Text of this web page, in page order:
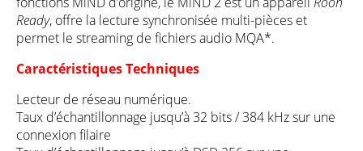
Ready, offre la lecture synchronisée multi-pièces et
permet le streaming de fichiers audio MQA*.
Caractéristiques Techniques
Lecteur de réseau numérique.
Taux d’échantillonnage jusqu’à 32 bits / 384 kHz sur une
connexion filaire